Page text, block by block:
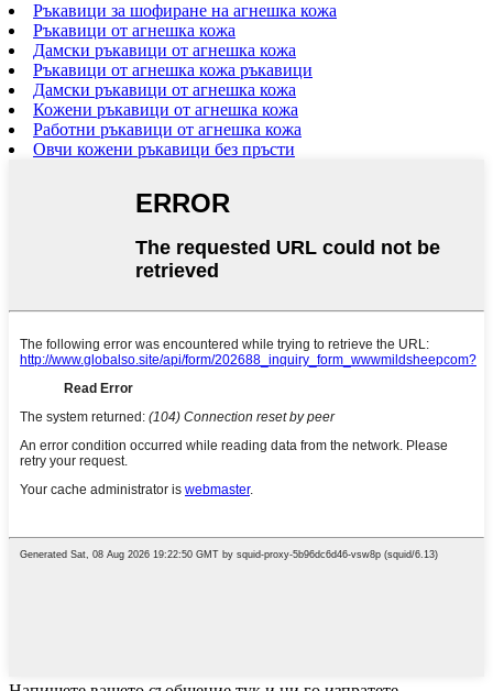
Ръкавици за шофиране на агнешка кожа
Ръкавици от агнешка кожа
Дамски ръкавици от агнешка кожа
Ръкавици от агнешка кожа ръкавици
Дамски ръкавици от агнешка кожа
Кожени ръкавици от агнешка кожа
Работни ръкавици от агнешка кожа
Овчи кожени ръкавици без пръсти